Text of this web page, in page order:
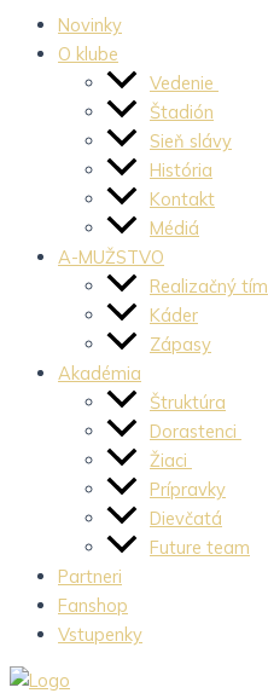
Novinky
O klube
Vedenie
Štadión
Sieň slávy
História
Kontakt
Médiá
A-MUŽSTVO
Realizačný tím
Káder
Zápasy
Akadémia
Štruktúra
Dorastenci
Žiaci
Prípravky
Dievčatá
Future team
Partneri
Fanshop
Vstupenky